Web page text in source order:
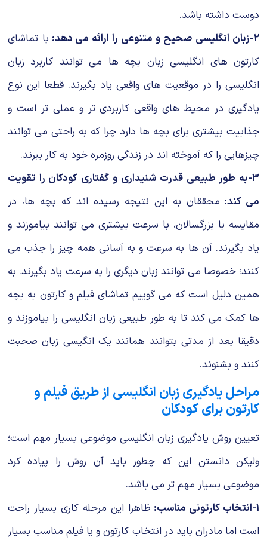
دوست داشته باشد.
۲-زبان انگلیسی صحیح و متنوعی را ارائه می دهد:
با تماشای
کارتون های انگلیسی زبان بچه ها می توانند کاربرد زبان
انگلیسی را در موقعیت های واقعی یاد بگیرند. قطعا این نوع
یادگیری در محیط های واقعی کاربردی تر و عملی تر است و
جذابیت بیشتری برای بچه ها دارد چرا که به راحتی می توانند
چیزهایی را که آموخته اند در زندگی روزمره خود به کار ببرند.
۳-به طور طبیعی قدرت شنیداری و گفتاری کودکان را تقویت
می کند: محققان به این نتیجه رسیده اند که بچه ها، در
مقایسه با بزرگسالان، با سرعت بیشتری می توانند بیاموزند و
یاد بگیرند. آن ها به سرعت و به آسانی همه چیز را جذب می
کنند؛ خصوصا می توانند زبان دیگری را به سرعت یاد بگیرند. به
همین دلیل است که می گوییم تماشای فیلم و کارتون به بچه
ها کمک می کند تا به طور طبیعی زبان انگلیسی را بیاموزند و
دقیقا بعد از مدتی بتوانند همانند یک انگیسی زبان صحبت
کنند و بشنوند.
مراحل یادگیری زبان انگلیسی از طریق فیلم و
کارتون برای کودکان
تعیین روش یادگیری زبان انگلیسی موضوعی بسیار مهم است؛
ولیکن دانستن این که چطور باید آن روش را پیاده کرد
موضوعی بسیار مهم تر می باشد.
۱-انتخاب کارتونی مناسب:
ظاهرا این مرحله کاری بسیار راحت
است اما مادران باید در انتخاب کارتون و یا فیلم مناسب بسیار